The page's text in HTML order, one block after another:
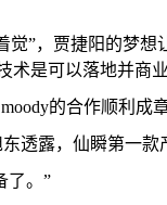
”，贾捷阳的梦
是可以落地并商业
的合作顺利成
露，仙瞬第一
了。”